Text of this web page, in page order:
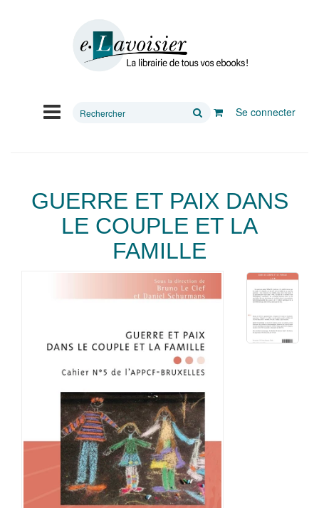
Rechercher
Se connecter
GUERRE ET PAIX DANS
LE COUPLE ET LA
FAMILLE